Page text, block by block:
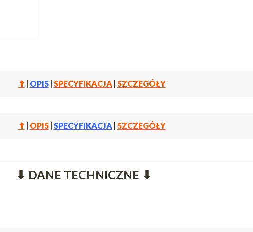
⬆ | OPIS| SPECYFIKACJA| SZCZEGÓŁY
⬆ | OPIS| SPECYFIKACJA| SZCZEGÓŁY
⬇ DANE TECHNICZNE ⬇